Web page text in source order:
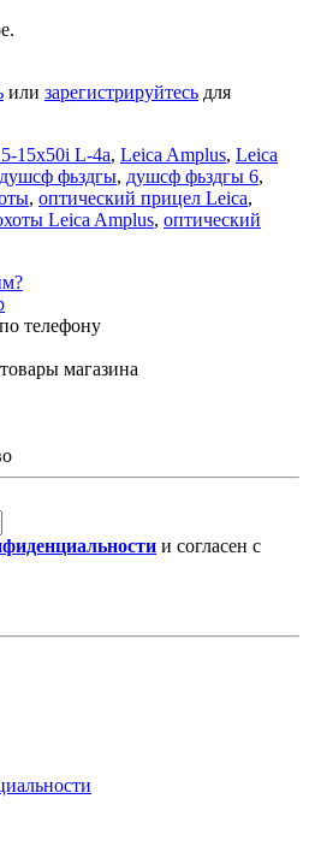
или зарегистрируйтесь для
15x50i L-4a, Leica Amplus, Leica
душсф фьздгы, душсф фьздгы 6,
, оптический прицел Leica,
Leica Amplus, оптический
телефону
магазина
и согласен с